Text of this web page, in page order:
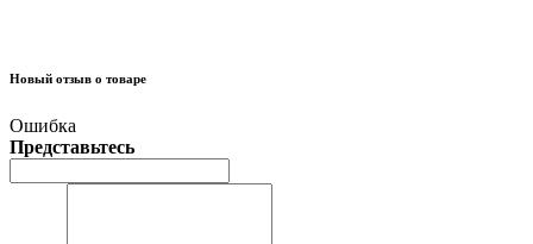
Новый отзыв о товаре
Ошибка
Представьтесь